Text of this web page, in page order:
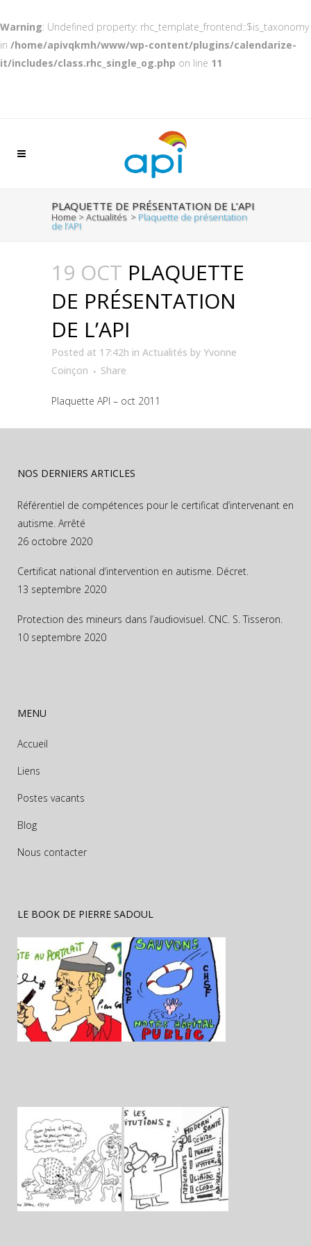
Warning: Undefined property: rhc_template_frontend::$is_taxonomy
in /home/apivqkmh/www/wp-content/plugins/calendarize-
it/includes/class.rhc_single_og.php on line 11
PLAQUETTE DE PRÉSENTATION DE L’API
Home>Actualités > Plaquette de présentation
de l’API
19 OCT PLAQUETTE
DE PRÉSENTATION
DE L’API
Posted at 17:42h in Actualités by Yvonne
Coinçon
Share
Plaquette API – oct 2011
NOS DERNIERS ARTICLES
Référentiel de compétences pour le certificat d’intervenant en
autisme. Arrêté
26 octobre 2020
Certificat national d’intervention en autisme. Décret.
13 septembre 2020
Protection des mineurs dans l’audiovisuel. CNC. S. Tisseron.
10 septembre 2020
MENU
Accueil
Liens
Postes vacants
Blog
Nous contacter
LE BOOK DE PIERRE SADOUL